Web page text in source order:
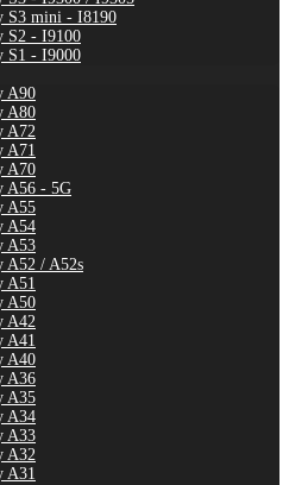
S3 mini - I8190
S2 - I9100
S1 - I9000
A90
A80
A72
A71
A70
A56 - 5G
A55
A54
A53
A52 / A52s
A51
A50
A42
A41
A40
A36
A35
A34
A33
A32
A31